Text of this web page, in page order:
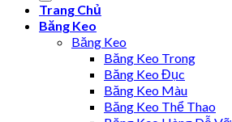
Trang Chủ
Băng Keo
Băng Keo
Băng Keo Trong
Băng Keo Đục
Băng Keo Màu
Băng Keo Thể Thao